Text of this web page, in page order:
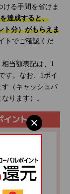
ける手間を省けま
達成すると、
ト分）がもらえま
トでご確認くだ
当額表記は、1
す。なお、1ポイ
（キャッシュバ
ります）。